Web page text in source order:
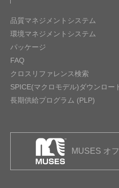
品質マネジメントシステム
環境マネジメントシステム
パッケージ
FAQ
クロスリファレンス検索
SPICE(マクロモデル)ダウンロー
長期供給プログラム (PLP)
MUSES オ